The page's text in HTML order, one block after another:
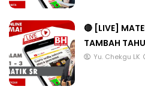
🔴 [LIVE]
TAMBAH
Yu. Chekgu LK